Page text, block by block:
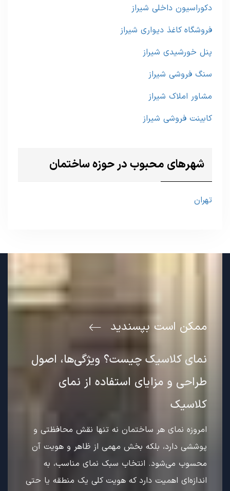
دکوراسیون داخلی شیراز
فروشگاه کاغذ دیواری شیراز
پنل خورشیدی شیراز
سنگ فروشی شیراز
مشاور املاک شیراز
کابینت فروشی شیراز
شهرهای محبوب در حوزه ساختمان
تهران
ممکن است بپسندید
نمای کلاسیک چیست؟ ویژگی‌ها، اصول
طراحی و مزایای استفاده از نمای
کلاسیک
امروزه نمای هر ساختمان نه تنها نقش محافظتی و
پوششی دارد، بلکه بخش مهمی از ظاهر و هویت آن
محسوب می‌شود. انتخاب سبک نمای مناسب، به
اندازه‌ای اهمیت دارد که هویت کلی یک منطقه یا حتی